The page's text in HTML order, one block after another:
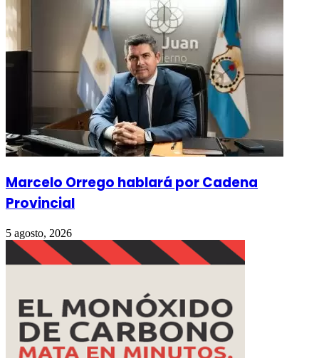
Marcelo Orrego hablará por Cadena
Provincial
5 agosto, 2026